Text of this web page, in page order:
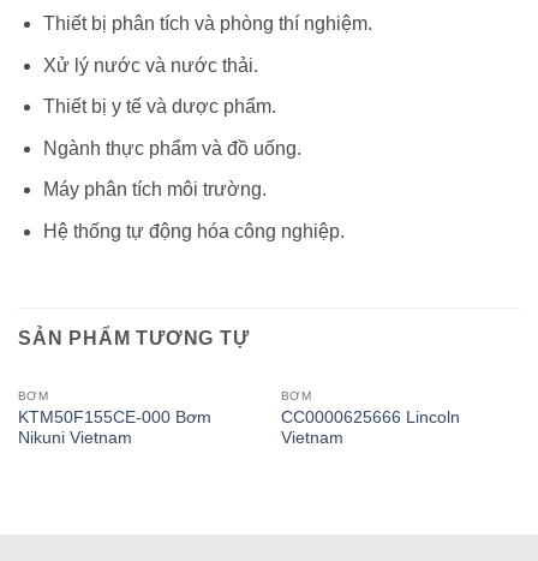
Thiết bị phân tích và phòng thí nghiệm.
Xử lý nước và nước thải.
Thiết bị y tế và dược phẩm.
Ngành thực phẩm và đồ uống.
Máy phân tích môi trường.
Hệ thống tự động hóa công nghiệp.
SẢN PHẨM TƯƠNG TỰ
BƠM
KTM50F155CE-000 Bơm
Nikuni Vietnam
BƠM
CC0000625666 Lincoln
Vietnam